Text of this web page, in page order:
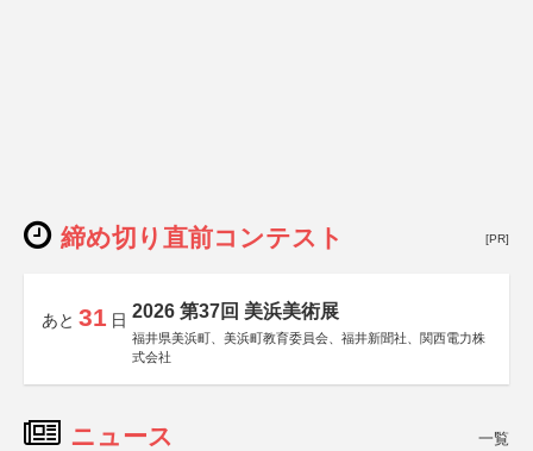
締め切り直前コンテスト [PR]
あと 31 日 2026 第37回 美浜美術展
福井県美浜町、美浜町教育委員会、福井新聞社、関西電力株
式会社
ニュース 一覧